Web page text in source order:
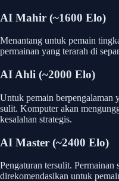
AI Mahir (~1600 Elo)
Menantang untuk pemain
permainan yang terarah di
AI Ahli (~2000 Elo)
Untuk pemain berpengalaman
sulit. Komputer akan
kesalahan strategis.
AI Master (~2400 Elo)
Pengaturan tersulit.
direkomendasikan untuk